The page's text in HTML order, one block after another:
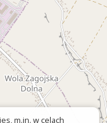
m.in. w celach